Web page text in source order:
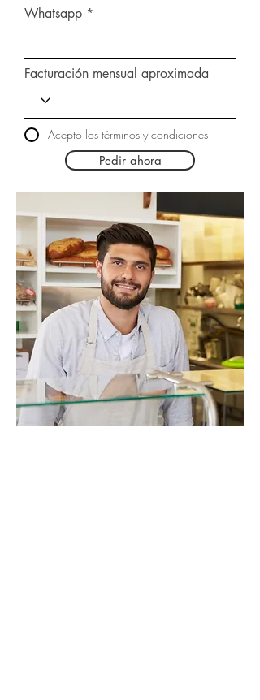
Whatsapp
Facturación mensual aproximada
Acepto los términos y condiciones
Pedir ahora